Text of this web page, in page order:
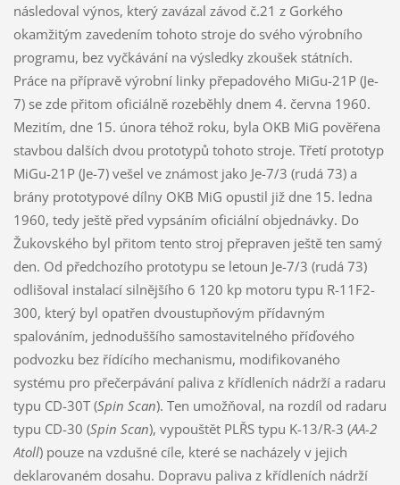
následoval výnos, který zavázal závod č.21 z Gorkého
okamžitým zavedením tohoto stroje do svého výrobního
programu, bez vyčkávání na výsledky zkoušek státních.
Práce na přípravě výrobní linky přepadového MiGu-21P (Je-
7) se zde přitom oficiálně rozeběhly dnem 4. června 1960.
Mezitím, dne 15. února téhož roku, byla OKB MiG pověřena
stavbou dalších dvou prototypů tohoto stroje. Třetí prototyp
MiGu-21P (Je-7) vešel ve známost jako Je-7/3 (rudá 73) a
brány prototypové dílny OKB MiG opustil již dne 15. ledna
1960, tedy ještě před vypsáním oficiální objednávky. Do
Žukovského byl přitom tento stroj přepraven ještě ten samý
den. Od předchozího prototypu se letoun Je-7/3 (rudá 73)
odlišoval instalací silnějšího 6 120 kp motoru typu R-11F2-
300, který byl opatřen dvoustupňovým přídavným
spalováním, jednoduššího samostavitelného příďového
podvozku bez řídícího mechanismu, modifikovaného
systému pro přečerpávání paliva z křídleních nádrží a radaru
typu CD-30T (Spin Scan). Ten umožňoval, na rozdíl od radaru
typu CD-30 (Spin Scan), vypouštět PLŘS typu K-13/R-3 (AA-2
Atoll) pouze na vzdušné cíle, které se nacházely v jejich
deklarovaném dosahu. Dopravu paliva z křídleních nádrží